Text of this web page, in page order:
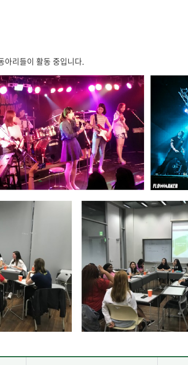
아리들이 활동 중입니다.